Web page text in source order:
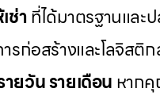
ช่าที่ได้มาตรฐานและ
อสร้างและโลจิสติก
ยวัน รายเดือน หาก